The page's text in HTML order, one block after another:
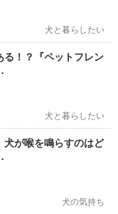
犬と暮らしたい
！？『ペットフレン
犬と暮らしたい
犬が喉を鳴らすのはど
犬の気持ち